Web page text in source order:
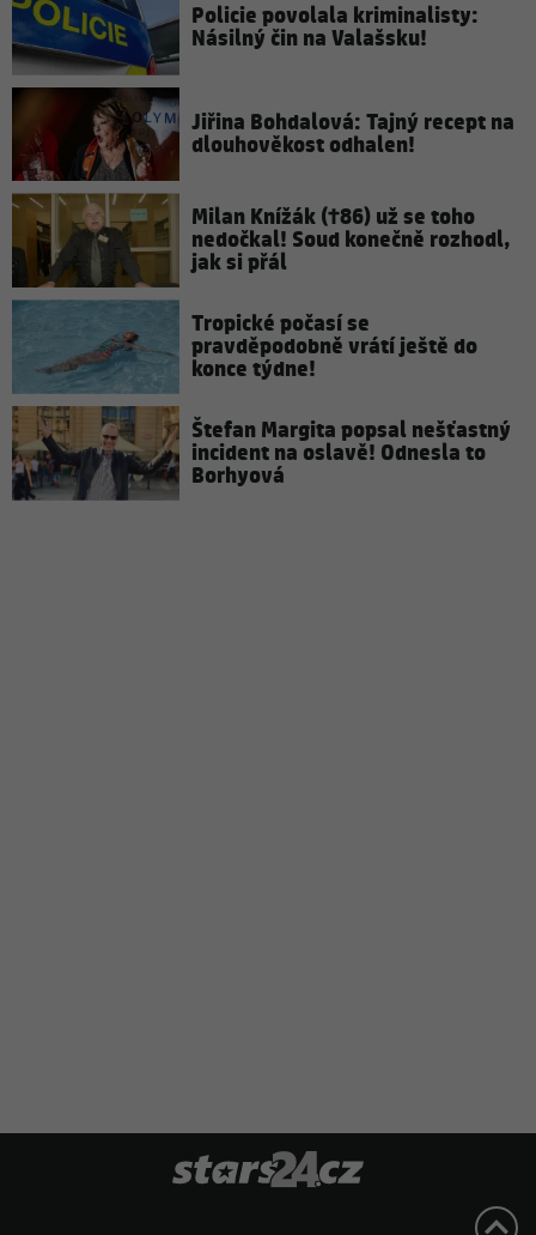
Policie povolala kriminalisty:
Násilný čin na Valašsku!
Jiřina Bohdalová: Tajný recept na
dlouhověkost odhalen!
Milan Knížák (†86) už se toho
nedočkal! Soud konečně rozhodl,
jak si přál
Tropické počasí se
pravděpodobně vrátí ještě do
konce týdne!
Štefan Margita popsal nešťastný
incident na oslavě! Odnesla to
Borhyová